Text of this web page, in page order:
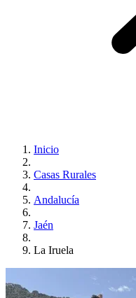
Inicio
Casas Rurales
Andalucía
Jaén
La Iruela